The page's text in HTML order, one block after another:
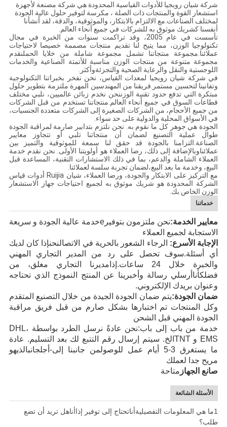
شركة شيان رويجيا للأدوات القياسية المحدودة هي شركة مصنعة لأجهزة
استشعار القوة والمنتجات ذات الصلة ، مكرسة لتوفير حلول عالية الجودة
لمختلف الصناعات.مع الالتزام بالابتكار، والموثوقية، والدقة، لقد أنشأنا
أنفسنا كشريك موثوق به للشركات في جميع أنحاء العالم.
تأسست في عام 2005، وقد تراكمت سنوات من الخبرة في مجال
تكنولوجيا الوزن، مما يتيح لنا تقديم منتجات مصممة خصيصا لاحتياجات
عملائنا.مجموعة منتجاتنا تشمل مجموعة شاملة من خلايا الحملنقدم
مجموعة متنوعة من منتجات الوزن مناسبة للأتمتة الصناعية والخدمات
اللوجستية والنقل والرعاية الصحية والتجزئةوأكثر.
في شركة شيان رويجيا لمعدات القياس، نحن نفخر بخبراتنا التكنولوجية
وتفانينا لتحسين مستمر.فريقنا من المهندسين المهرة ملتزمة بتطوير حلول
مبتكرة التي تدفع حدود تقنية الوزننحن نخدم زبائن عالميين، نلبي مختلف
قطاعات السوق في جميع أنحاء العالم.منتجاتنا تستخدم من قبل الشركات
من جميع الأحجام، من الشركات الصغيرة إلى الشركات متعددة الجنسيات،
في الأسواق المحلية والدولية على حد سواء.
الجودة هي جوهر كل ما نقوم به. نحن نلتزم بتدابير صارمة لمراقبة الجودة
طوال عملية التصنيع لضمان أن منتجاتنا تلبي أو تتجاوز معايير
الصناعة.التزامنا بالجودة قد حقق لنا سمعة للموثوقية والتميز بين
عملائناوبالإضافة إلى ذلك، رضا العملاء هو أولويتنا الأولى. نحن نقدم خدمة
العملاء الشاملة والدعم، بما في ذلك الاستشارات التقنية، المساعدة قبل
البيع، وخدمة ما بعد البيع،لضمان تجربة سلسة لعملائنا.
مع التركيز على الابتكار والجودة، ورضا العملاء، شيان Ruijia أدوات قياس
الشركة المحدودة هو شريك موثوق به لجميع احتياجات جهاز الاستشعار
الوزن الخاص بك.
خدماتنا
معايير الخدمة:نحن ملتزمون بتوفير eخدمة عالية الجودة و سريعة
الاستجابة لجميع العملاء
الإجابة الأسرع: الرجاء الشعور بالحرية في الاتصالنحنإذا كان لديك
أي أسئلة.سوف تحصل على رد
من المدير التجاري المهني
والخبرة
خلال 24 ساعات. إذا مديرنا التجاري مغلق، من
فضلكأنا أرسلي رسالة وأخبرينا عن المنتج
النموذج الذي تحتاجه
وعنوان بريدك الإلكتروني.
ضمان الجودة:يتم ضمان الجودة الجيدة من خلال التصنيع المتقدم
وكل المنتجات تم اختبارها بشكل صارم من قبل فريق مراقبة
الجودة المهني قبل الشحن
خدمة من باب إلى باب:
نحن عادةً نرسل الطرد بواسطة DHL،
EMS و TNT الخ. سيتم إرسال رقم التتبع لك بعد التسليم. عادة
ما يستغرق 3-5 أيام عمل
للوصولمن جانبنا إلى-أجلجانبالذيهو
مريح جدا لعملك
صانع الجهاز متاحة
الأسئلة الشائعة
1ما هي المعلومات التفصيلية أناتحتاج إلى توفير إذاأناهل تريد أن تضع
طلب؟